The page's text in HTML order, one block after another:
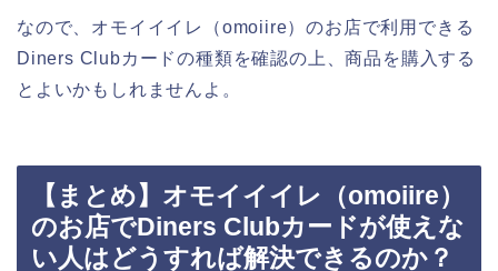
なので、オモイイイレ（omoiire）のお店で利用できる
Diners Clubカードの種類を確認の上、商品を購入する
とよいかもしれませんよ。
【まとめ】オモイイイレ（omoiire）
のお店でDiners Clubカードが使えな
い人はどうすれば解決できるのか？